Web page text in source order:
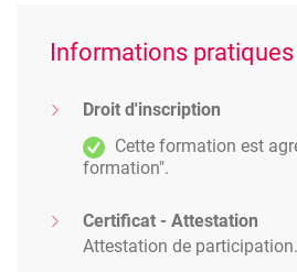
Informations pratiques
Droit d'inscription
Cette formation est
formation".
Certificat - Attestation
Attestation de participation.